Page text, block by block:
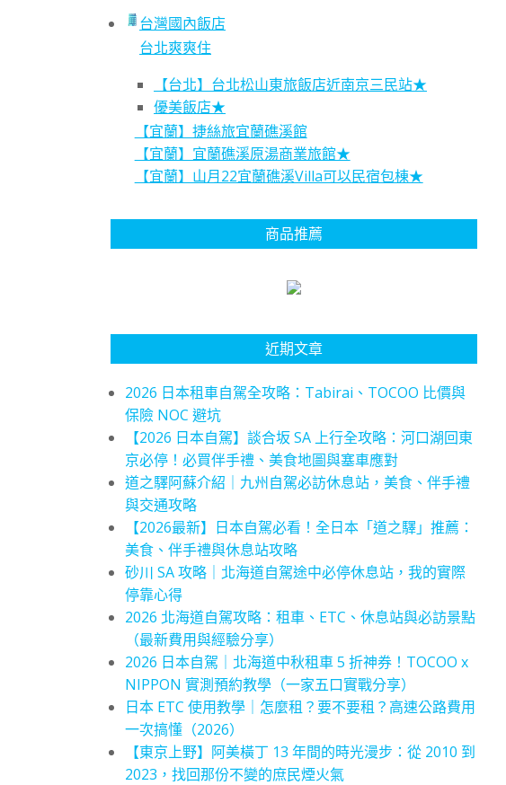
台灣國內飯店
台北爽爽住
【台北】台北松山東旅飯店近南京三民站★
優美飯店★
【宜蘭】捷絲旅宜蘭礁溪館
【宜蘭】宜蘭礁溪原湯商業旅館★
【宜蘭】山月22宜蘭礁溪Villa可以民宿包棟★
商品推薦
近期文章
2026 日本租車自駕全攻略：Tabirai、TOCOO 比價與
保險 NOC 避坑
【2026 日本自駕】談合坂 SA 上行全攻略：河口湖回東
京必停！必買伴手禮、美食地圖與塞車應對
道之驛阿蘇介紹｜九州自駕必訪休息站，美食、伴手禮
與交通攻略
【2026最新】日本自駕必看！全日本「道之驛」推薦：
美食、伴手禮與休息站攻略
砂川 SA 攻略｜北海道自駕途中必停休息站，我的實際
停靠心得
2026 北海道自駕攻略：租車、ETC、休息站與必訪景點
（最新費用與經驗分享）
2026 日本自駕｜北海道中秋租車 5 折神券！TOCOO x
NIPPON 實測預約教學（一家五口實戰分享）
日本 ETC 使用教學｜怎麼租？要不要租？高速公路費用
一次搞懂（2026）
【東京上野】阿美橫丁 13 年間的時光漫步：從 2010 到
2023，找回那份不變的庶民煙火氣